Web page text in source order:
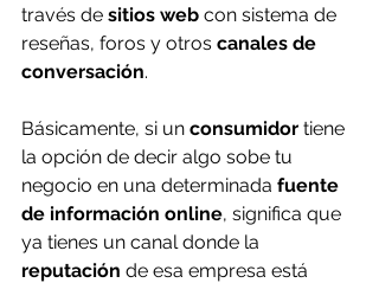
través de sitios web con sistema de
reseñas, foros y otros canales de
conversación.
Básicamente, si un consumidor tiene
la opción de decir algo sobe tu
negocio en una determinada fuente
de información online, significa que
ya tienes un canal donde la
reputación de esa empresa está